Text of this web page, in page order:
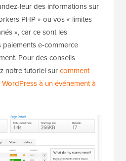
leur des informations sur
PHP » ou vos « limites
», car ce sont les
paiements e-commerce
Pour des conseils
notre tutoriel surcomment
à un événement à